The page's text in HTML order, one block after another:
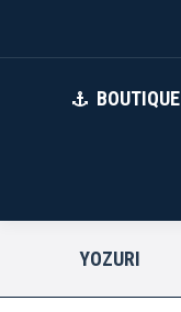
BOUTIQUE
YOZURI